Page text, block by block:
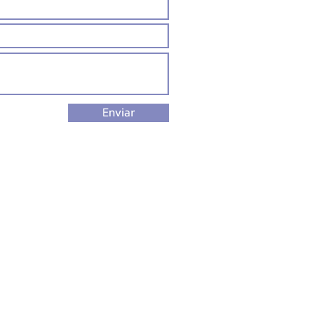
Enviar